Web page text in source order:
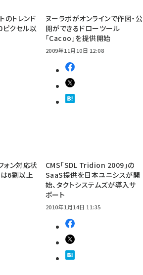
のトレンド
ピクセル以
ヌーラボがオンラインで作図・公
開ができるドローツール
「Cacoo」を提供開始
2009年11月10日 12:08
ォン対応状
は6割以上
CMS「SDL Tridion 2009」の
SaaS提供を日本ユニシスが開
始、タクトシステムズが導入サ
ポート
2010年1月14日 11:35